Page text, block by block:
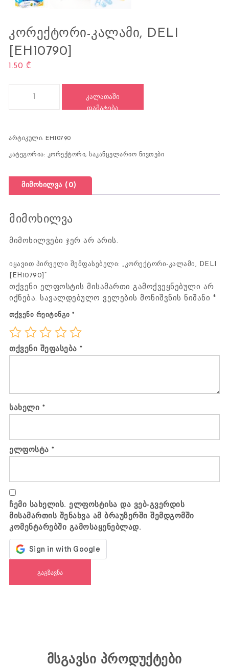
ᲙᲝᲠᲔᲥᲢᲝᲠᲘ-ᲙᲐᲚᲐᲛᲘ, DELI
[EH10790]
1.50 ₾
ᲙᲐᲚᲐᲗᲐᲨᲘ
ᲓᲐᲛᲐᲢᲔᲑᲐ
არტიკული:EH10790
კატეგორია: კორექტორი,საკანცელარიო ნივთები
მიმოხილვა (0)
მიმოხილვა
მიმოხილვები ჯერ არ არის.
იყავით პირველი შემფასებელი: „კორექტორი-კალამი, DELI
[EH10790]“
თქვენი ელფოსტის მისამართი გამოქვეყნებული არ
იქნება. სავალდებულო ველების მონიშვნის ნიშანი *
თქვენი რეიტინგი*
თქვენი შეფასება*
სახელი *
ელფოსტა*
ჩემი სახელის. ელფოსტისა და ვებ-გვერდის
მისამართის შენახვა ამ ბრაუზერში შემდგომში
კომენტარებში გამოსაყენებლად.
მსგავსი პროდუქტები